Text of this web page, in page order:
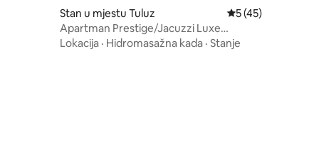
Stan u mjestu Tuluz prosječna ocjena
5 (45)
Apartman Prestige/Jacuzzi Luxe
Rooftop
Lokacija · Hidromasažna kada · Stanje